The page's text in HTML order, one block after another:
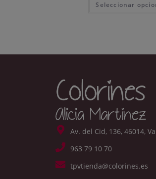
Seleccionar
Av. del Cid, 136, 46014,
963 79 10 70
tpvtienda@colorines.es